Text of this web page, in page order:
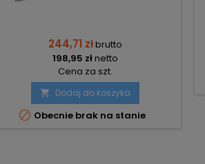
244,71 złbrutto
198,95 złnetto
Cena za szt.
 Dodaj do koszyka
 Obecnie brak na stanie